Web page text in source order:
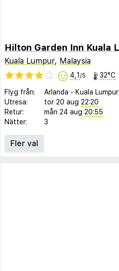
Kuala Lumpur, Malaysia
4,1 /5 32°C
Flyg från: Arlanda - Kuala Lumpur
Utresa:
tor 20 aug 22:20
Retur:
mån 24 aug 20:55
Nätter:
3
Fler val